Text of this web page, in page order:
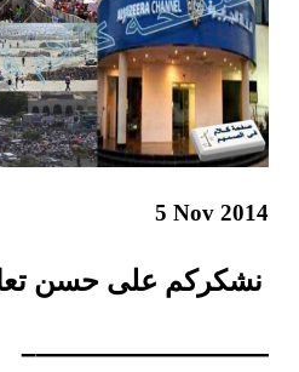
5 Nov 2014
نشكركم على حسن
————————–